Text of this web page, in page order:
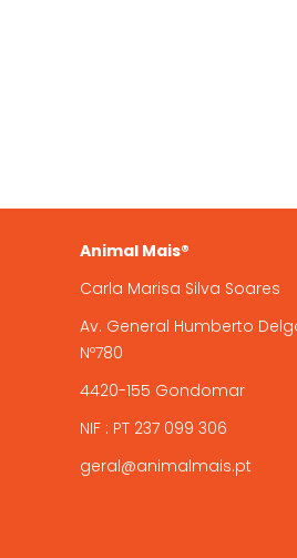
Animal Mais®
Carla Marisa Silva Soares
Av. General Humberto
Nº780
4420-155 Gondomar
NIF : PT 237 099 306
geral@animalmais.pt